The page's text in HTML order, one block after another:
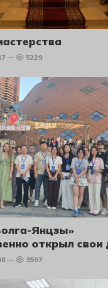
5229
Янцзы»
открыл свои
3597